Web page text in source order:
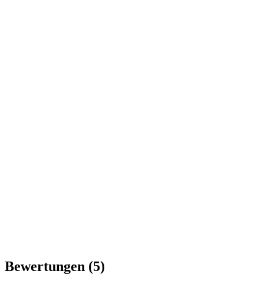
Bewertungen (5)